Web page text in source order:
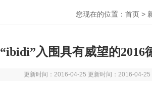
您现在的位置： 首页 >
“ibidi”入围具有威望的2016
更新时间：2016-04-25 更新时间：2016-04-